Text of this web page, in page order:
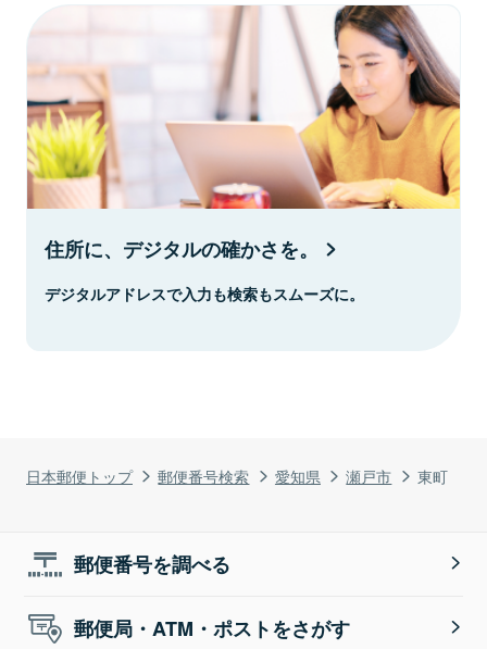
日本郵便トップ 郵便番号検索 愛知県 瀬戸市 東町
住所に、デジタルの確かさを。
デジタルアドレスで入力も検索もスムーズに。
郵便番号を調べる
郵便局・ATM・ポストをさがす